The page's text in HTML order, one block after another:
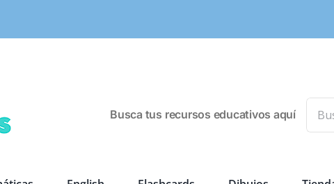
Busca tus recursos educativos aquí